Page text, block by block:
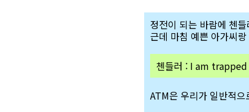
정전이 되는 바람에 첸
근데 마침 예쁜 아가씨
첸들러 : I am
ATM은 우리가 일반적